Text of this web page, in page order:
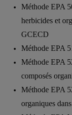
Méthode EPA
herbicides et
GCECD
Méthode EPA
Méthode EPA
composés
Méthode EPA
organiques